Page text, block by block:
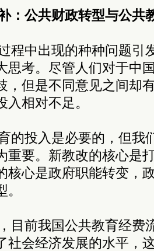
：公共财政转型与公共
程中出现的种种问题引
思考。尽管人们对于中
，但是不同意见之间却
相对不足。
的投入是必要的，但我
重要。新教改的核心是
核心是政府职能转变，
目前我国公共教育经费
社会经济发展的水平，